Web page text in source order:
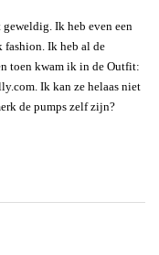
Ik heb even een
fashion. Ik heb al de
toen kwam ik in de Outfit:
Ik kan ze helaas niet
de pumps zelf zijn?